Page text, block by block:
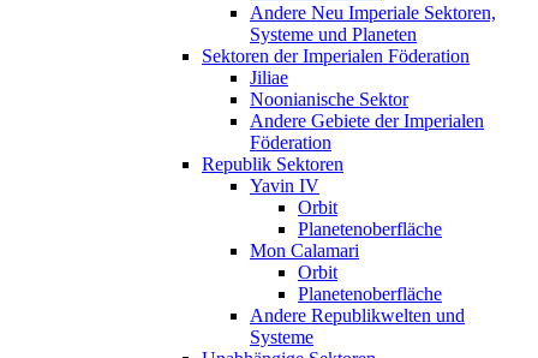
Andere Neu Imperiale Sektoren,
Systeme und Planeten
Sektoren der Imperialen Föderation
Jiliae
Noonianische Sektor
Andere Gebiete der Imperialen
Föderation
Republik Sektoren
Yavin IV
Orbit
Planetenoberfläche
Mon Calamari
Orbit
Planetenoberfläche
Andere Republikwelten und
Systeme